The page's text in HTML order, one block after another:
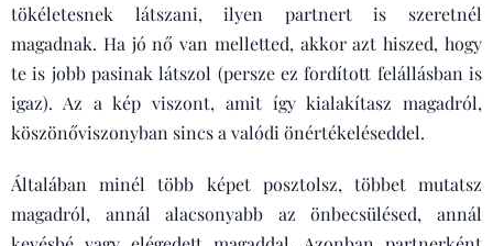
tökéletesnek látszani, ilyen partnert is szeretnél
magadnak. Ha jó nő van melletted, akkor azt hiszed, hogy
te is jobb pasinak látszol (persze ez fordított felállásban is
igaz). Az a kép viszont, amit így kialakítasz magadról,
köszönőviszonyban sincs a valódi önértékeléseddel.
Általában minél több képet posztolsz, többet mutatsz
magadról, annál alacsonyabb az önbecsülésed, annál